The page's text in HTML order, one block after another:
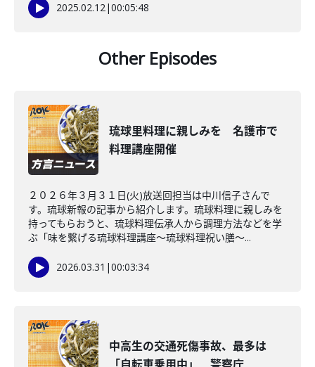
2025.02.12|00:05:48
Other Episodes
琉球里料理に親しみを 名護市で
料理講座開催
２０２６年３月３１日(火)放送回担当は中川信子さんで
す。琉球新報の記事から紹介します。琉球料理に親しみを
持ってもらおうと、琉球料理伝承人から調理方法などを学
ぶ「味を繋げる琉球料理講座～琉球料理祝い膳～...
2026.03.31 |00:03:34
中高生の交通死傷事故、最多は